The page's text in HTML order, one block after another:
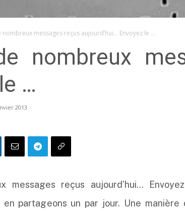
nombreux messages reçus aujourd’hui… Envoyez le …
nombreux
…
2013
messages reçus aujourd’hui…
en partageons un par jour. Une manière